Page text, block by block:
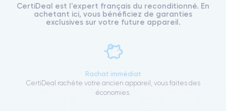
CertiDeal est l'expert français du reconditionné. En
achetant ici, vous bénéficiez de garanties
exclusives sur votre future appareil.
Rachat immédiat
CertiDeal rachète votre ancien appareil, vous faites des
économies.